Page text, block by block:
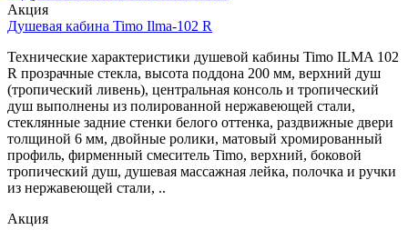
Акция
Душевая кабина Timo Ilma-102 R
Технические характеристики душевой кабины Timo ILMA 102
R прозрачные стекла, высота поддона 200 мм, верхний душ
(тропический ливень), центральная консоль и тропический
душ выполнены из полированной нержавеющей стали,
стеклянные задние стенки белого оттенка, раздвижные двери
толщиной 6 мм, двойные ролики, матовый хромированный
профиль, фирменный смеситель Timo, верхний, боковой
тропический душ, душевая массажная лейка, полочка и ручки
из нержавеющей стали, ..
Акция